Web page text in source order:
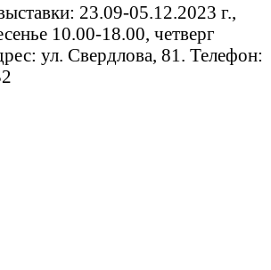
23.09-05.12.2023 г.,
10.00-18.00, четверг
ул. Свердлова, 81. Телефон: